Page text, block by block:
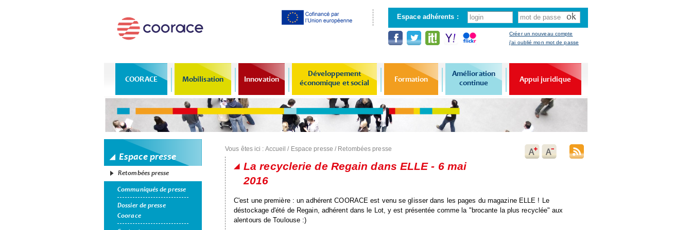
contenu
principal
Espace adhérents :
Créer un nouveau compte
j'ai oublié mon mot de passe
COORACE Mobilisation Innovation
Développement
économique et social
Formation
Amélioration
continue
Appui juridique
Espace presse
Retombées presse
Communiqués de presse
Dossier de presse
Coorace
Vous êtes ici : Accueil / Espace presse / Retombées presse
La recyclerie de Regain dans ELLE - 6 mai
2016
C'est une première : un adhérentCOORACE est venu se glisser dans les pages du magazine ELLE ! Le
déstockage d'été de Regain, adhérent dans le Lot, y est présentée comme la "brocante la plus recyclée" aux
alentours de Toulouse :)